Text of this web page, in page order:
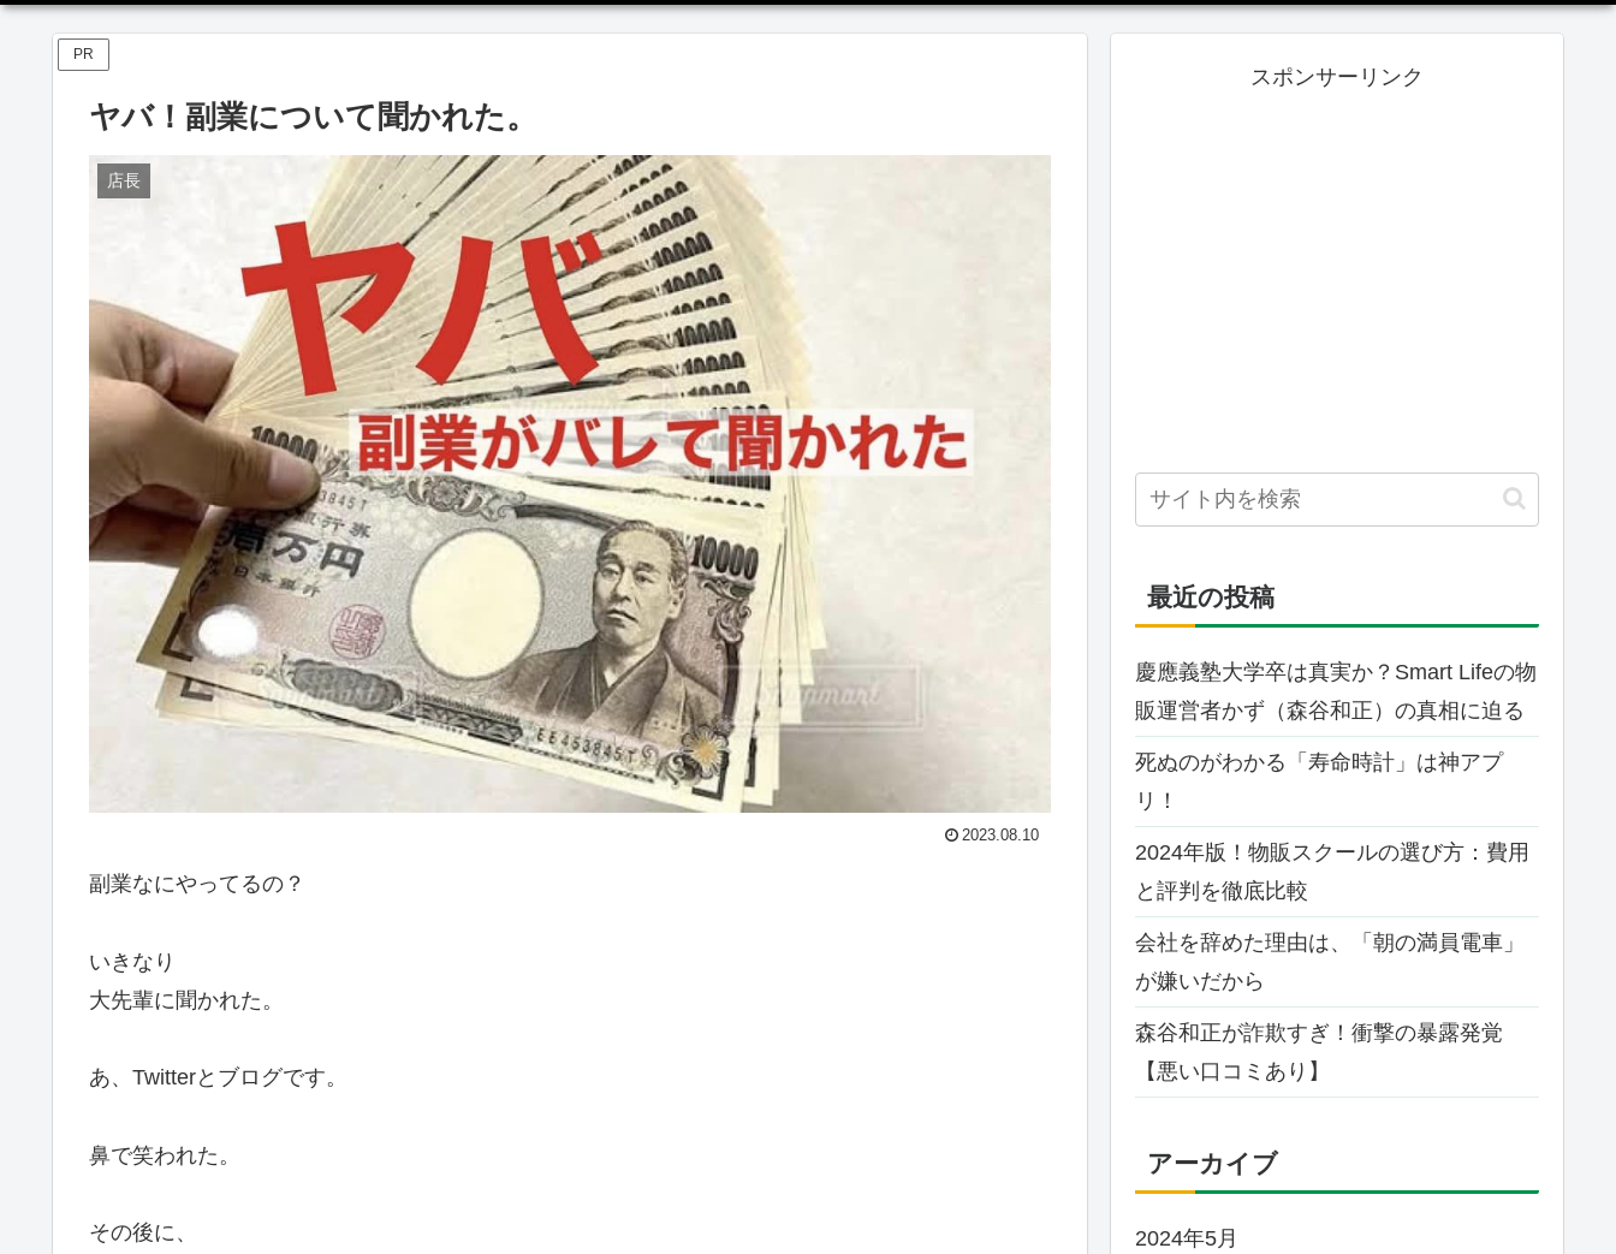
PR
ヤバ！副業について聞かれた。
店長
2023.08.10
副業なにやってるの？
いきなり
大先輩に聞かれた。
あ、Twitterとブログです。
鼻で笑われた。
その後に、
スポンサーリンク
最近の投稿
慶應義塾大学卒は真実か？Smart Lifeの物
販運営者かず（森谷和正）の真相に迫る
死ぬのがわかる「寿命時計」は神アプ
リ！
2024年版！物販スクールの選び方：費用
と評判を徹底比較
会社を辞めた理由は、「朝の満員電車」
が嫌いだから
森谷和正が詐欺すぎ！衝撃の暴露発覚
【悪い口コミあり】
アーカイブ
2024年5月